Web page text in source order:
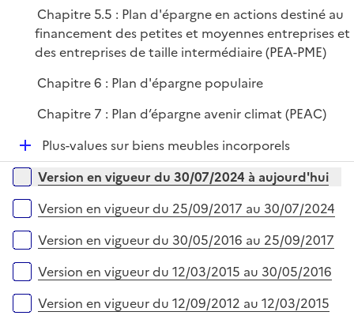
Chapitre 5.5 : Plan d'épargne en actions destiné au
financement des petites et moyennes entreprises et
des entreprises de taille intermédiaire (PEA-PME)
Chapitre 6 : Plan d'épargne populaire
Chapitre 7 : Plan d’épargne avenir climat (PEAC)
D
é
p
e
Plus-values sur biens meubles incorporels
Versions sur la période
Version en vigueur du 30/07/2024 à aujourd'hui
Version en vigueur du 25/09/2017 au 30/07/2024
Version en vigueur du 30/05/2016 au 25/09/2017
Version en vigueur du 12/03/2015 au 30/05/2016
Version en vigueur du 12/09/2012 au 12/03/2015